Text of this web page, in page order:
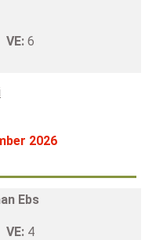
VE: 6
2026
Ebs
VE: 4